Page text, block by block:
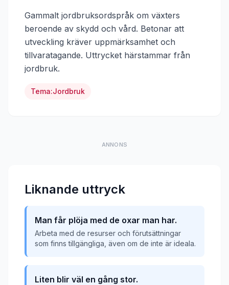
Gammalt jordbruksordspråk om växters
beroende av skydd och vård. Betonar att
utveckling kräver uppmärksamhet och
tillvaratagande. Uttrycket härstammar från
jordbruk.
Tema:Jordbruk
ANNONS
Liknande uttryck
Man får plöja med de oxar man har.
Arbeta med de resurser och förutsättningar
som finns tillgängliga, även om de inte är ideala.
Liten blir väl en gång stor.